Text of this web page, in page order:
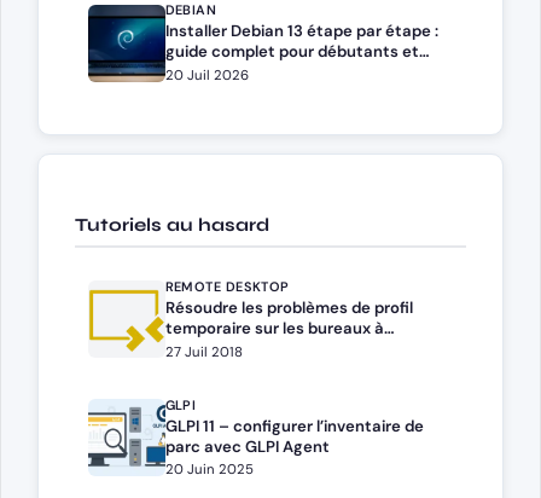
DEBIAN
Installer Debian 13 étape par étape :
guide complet pour débutants et
administrateurs
20 Juil 2026
Tutoriels au hasard
REMOTE DESKTOP
Résoudre les problèmes de profil
temporaire sur les bureaux à
distance RDS/TSE
27 Juil 2018
GLPI
GLPI 11 – configurer l’inventaire de
parc avec GLPI Agent
20 Juin 2025